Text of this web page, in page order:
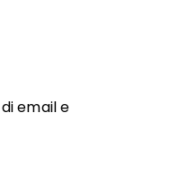
email e